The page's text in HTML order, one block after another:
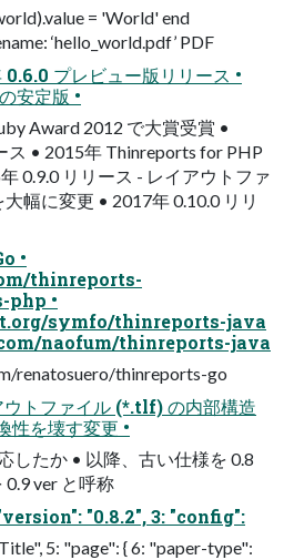
= 'World' end
‘hello_world.pdf’ PDF
プレビュー版リリース •
安定版 •
Award 2012 で⼤賞受賞 •
ス • 2015年 Thinreports for PHP
0.9.0 リリース - レイアウトファ
幅に変更 • 2017年 0.10.0 リリ
•
thinreports-
•
symfo/thinreports-java
naofum/thinreports-java
renatosuero/thinreports-go
トファイル (*.tlf) の内部構造
性を壊す変更 •
したか • 以降、古い仕様を 0.8
ver と呼称
"0.8.2", 3: "config":
5: "page": { 6: "paper-type":